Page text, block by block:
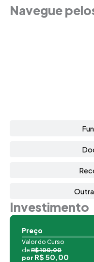
Navegue
Investimento
Preço
Valor do Curso
de R$ 100,00
por R$ 50,00